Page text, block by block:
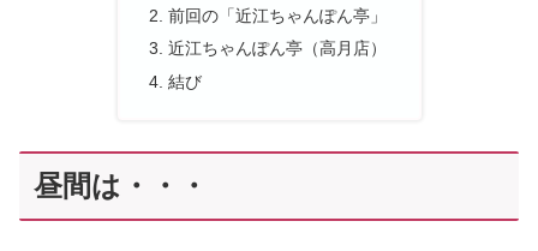
前回の「近江ちゃんぽん亭」
近江ちゃんぽん亭（高月店）
結び
昼間は・・・